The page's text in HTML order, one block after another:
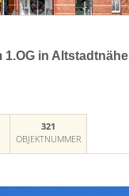
in Altstadtnähe
321
OBJEKTNUMMER